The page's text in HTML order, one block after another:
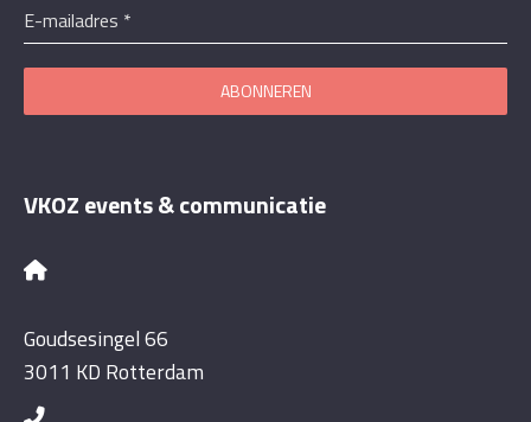
E-mailadres *
ABONNEREN
VKOZ events & communicatie
Goudsesingel 66
3011 KD Rotterdam